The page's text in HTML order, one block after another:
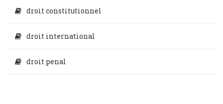
droit constitutionnel
droit international
droit penal